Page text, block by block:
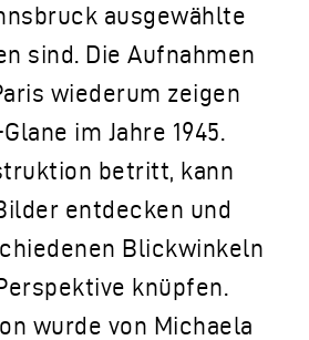
ausgewählte
sind. Die Aufnahmen
wiederum zeigen
im Jahre 1945.
betritt, kann
entdecken und
Blickwinkeln
knüpfen.
wurde von Michaela